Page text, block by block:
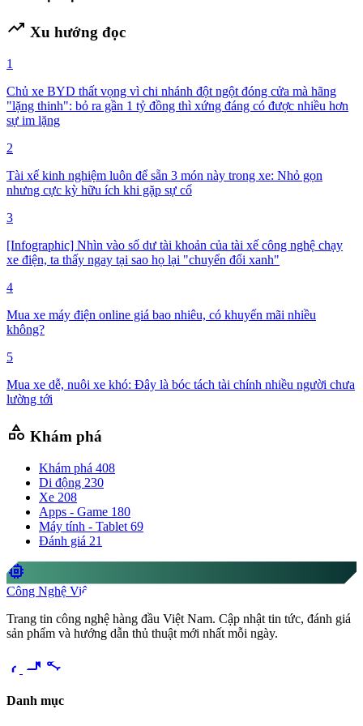
trending_up Xu hướng đọc
1
Chủ xe BYD thất vọng vì chi nhánh đột ngột đóng cửa mà hãng
"lặng thinh": bỏ ra gần 1 tỷ đồng thì xứng đáng có được nhiều hơn
sự im lặng
2
Tài xế kinh nghiệm luôn để sẵn 3 món này trong xe: Nhỏ gọn
nhưng cực kỳ hữu ích khi gặp sự cố
3
[Infographic] Nhìn vào số dư tài khoản của tài xế công nghệ chạy
xe điện, ta thấy ngay tại sao họ lại "chuyển đổi xanh"
4
Mua xe máy điện online giá bao nhiêu, có khuyến mãi nhiều
không?
5
Mua xe dễ, nuôi xe khó: Đây là bóc tách tài chính nhiều người chưa
lường tới
category Khám phá
Khám phá 408
Di động 230
Xe 208
Apps - Game 180
Máy tính - Tablet 69
Đánh giá 21
memory
Công Nghệ Việt
Trang tin công nghệ hàng đầu Việt Nam. Cập nhật tin tức, đánh giá
sản phẩm và hướng dẫn thủ thuật mới nhất mỗi ngày.
videocam share
Danh mục